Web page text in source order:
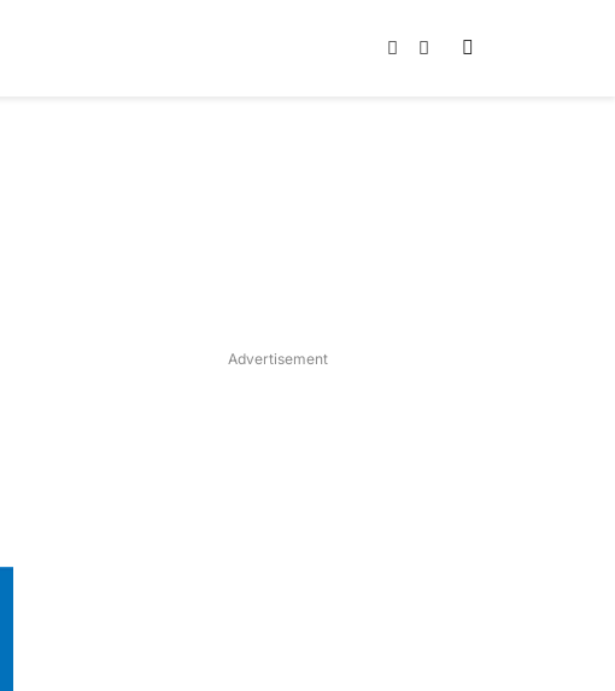
Instagram
TikTok
Advertisement